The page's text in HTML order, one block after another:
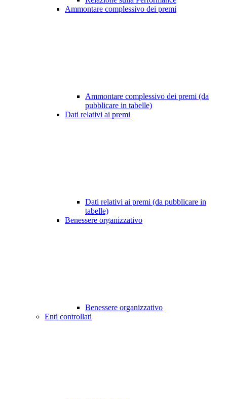
Ammontare complessivo dei premi
Ammontare complessivo dei premi (da
pubblicare in tabelle)
Dati relativi ai premi
Dati relativi ai premi (da pubblicare in
tabelle)
Benessere organizzativo
Benessere organizzativo
Enti controllati